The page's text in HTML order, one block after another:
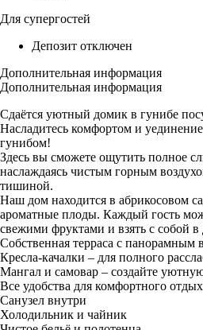
Для супергостей
Депозит отключен
Дополнительная информация
Дополнительная информация
Сдаётся уютный домик в гунибе
Насладитесь комфортом и
гунибом!
Здесь вы сможете ощутить полное
наслаждаясь чистым горным
тишиной.
Наш дом находится в абрикосовом
ароматные плоды. Каждый гость
свежими фруктами и взять с собой в
Собственная терраса с панорамным
Кресла-качалки – для полного
Мангал и самовар – создайте
Все удобства для комфортного
Санузел внутри
Холодильник и чайник